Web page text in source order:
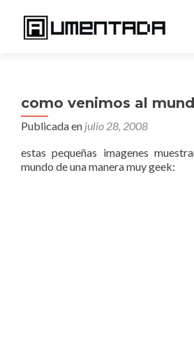
como venimos al
Publicada en julio 28, 2008
estas pequeñas imagenes
mundo de una manera muy geek: